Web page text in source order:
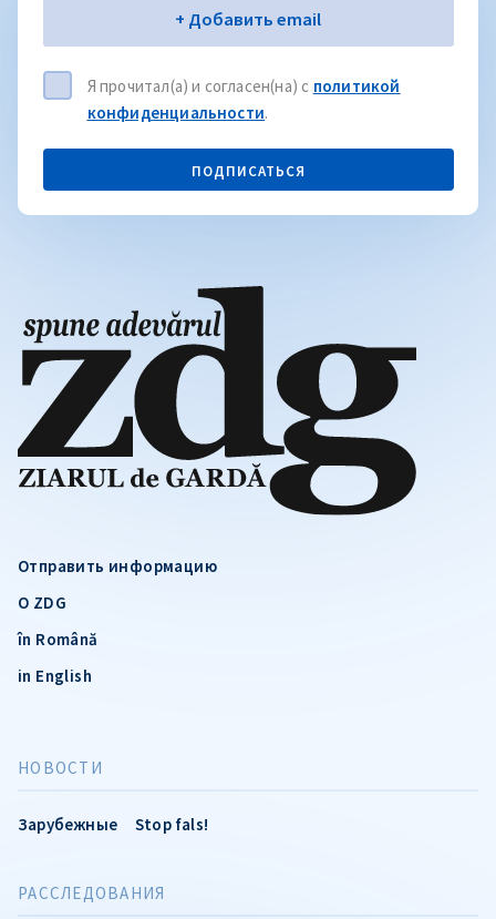
Отправить информацию
О ZDG
în Română
in English
НОВОСТИ
Зарубежные Stop fals!
РАССЛЕДОВАНИЯ
Электронная почта+ Добавить email
Я прочитал(а) и согласен(на) с политикой
конфиденциальности.
ПОДПИСАТЬСЯ